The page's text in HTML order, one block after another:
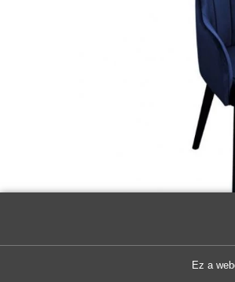
Ez a weboldal